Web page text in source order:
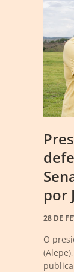
por
28 DE
O